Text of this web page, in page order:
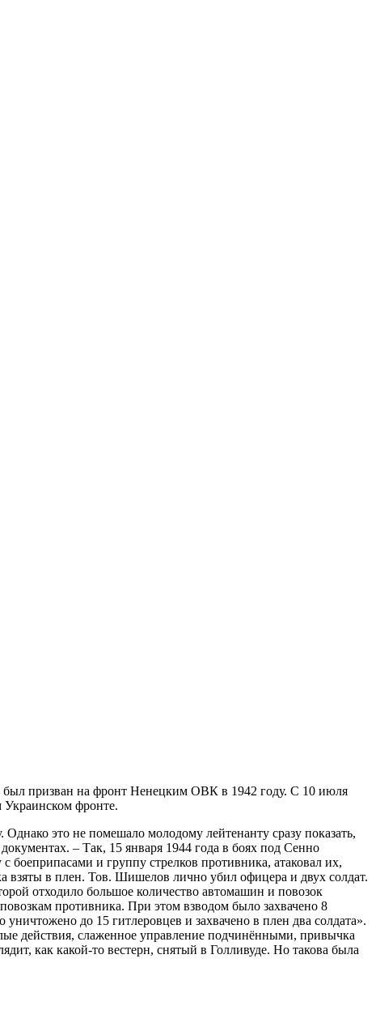
был призван на фронт Ненецким ОВК в 1942 году. С 10 июля
Украинском фронте.
это не помешало молодому лейтенанту сразу показать,
– Так, 15 января 1944 года в боях под Сенно
и группу стрелков противника, атаковал их,
взяты в плен. Тов. Шишелов лично убил офицера и двух солдат.
отходило большое количество автомашин и повозок
противника. При этом взводом было захвачено 8
до 15 гитлеровцев и захвачено в плен два солдата».
действия, слаженное управление подчинёнными, привычка
как какой-то вестерн, снятый в Голливуде. Но такова была